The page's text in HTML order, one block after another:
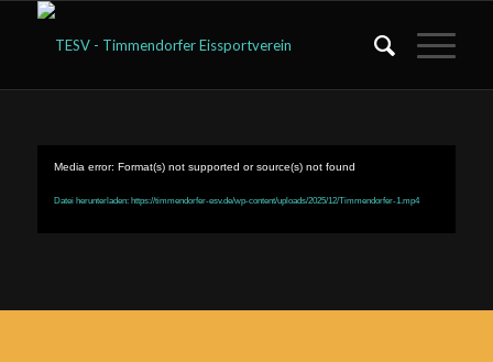
Media error: Format(s) not supported or source(s) not found
Datei herunterladen: https://timmendorfer-esv.de/wp-content/uploads/2025/12/Timmendorfer-1.mp4